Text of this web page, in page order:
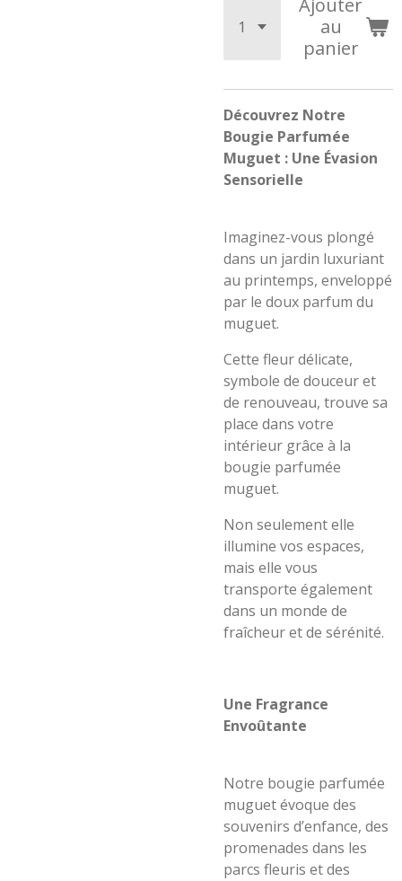
Ajouter
au
panier
Découvrez Notre
Bougie Parfumée
Muguet : Une Évasion
Sensorielle
Imaginez-vous plongé
dans un jardin luxuriant
au printemps, enveloppé
par le doux parfum du
muguet.
Cette fleur délicate,
symbole de douceur et
de renouveau, trouve sa
place dans votre
intérieur grâce à la
bougie parfumée
muguet.
Non seulement elle
illumine vos espaces,
mais elle vous
transporte également
dans un monde de
fraîcheur et de sérénité.
Une Fragrance
Envoûtante
Notre bougie parfumée
muguet évoque des
souvenirs d’enfance, des
promenades dans les
parcs fleuris et des